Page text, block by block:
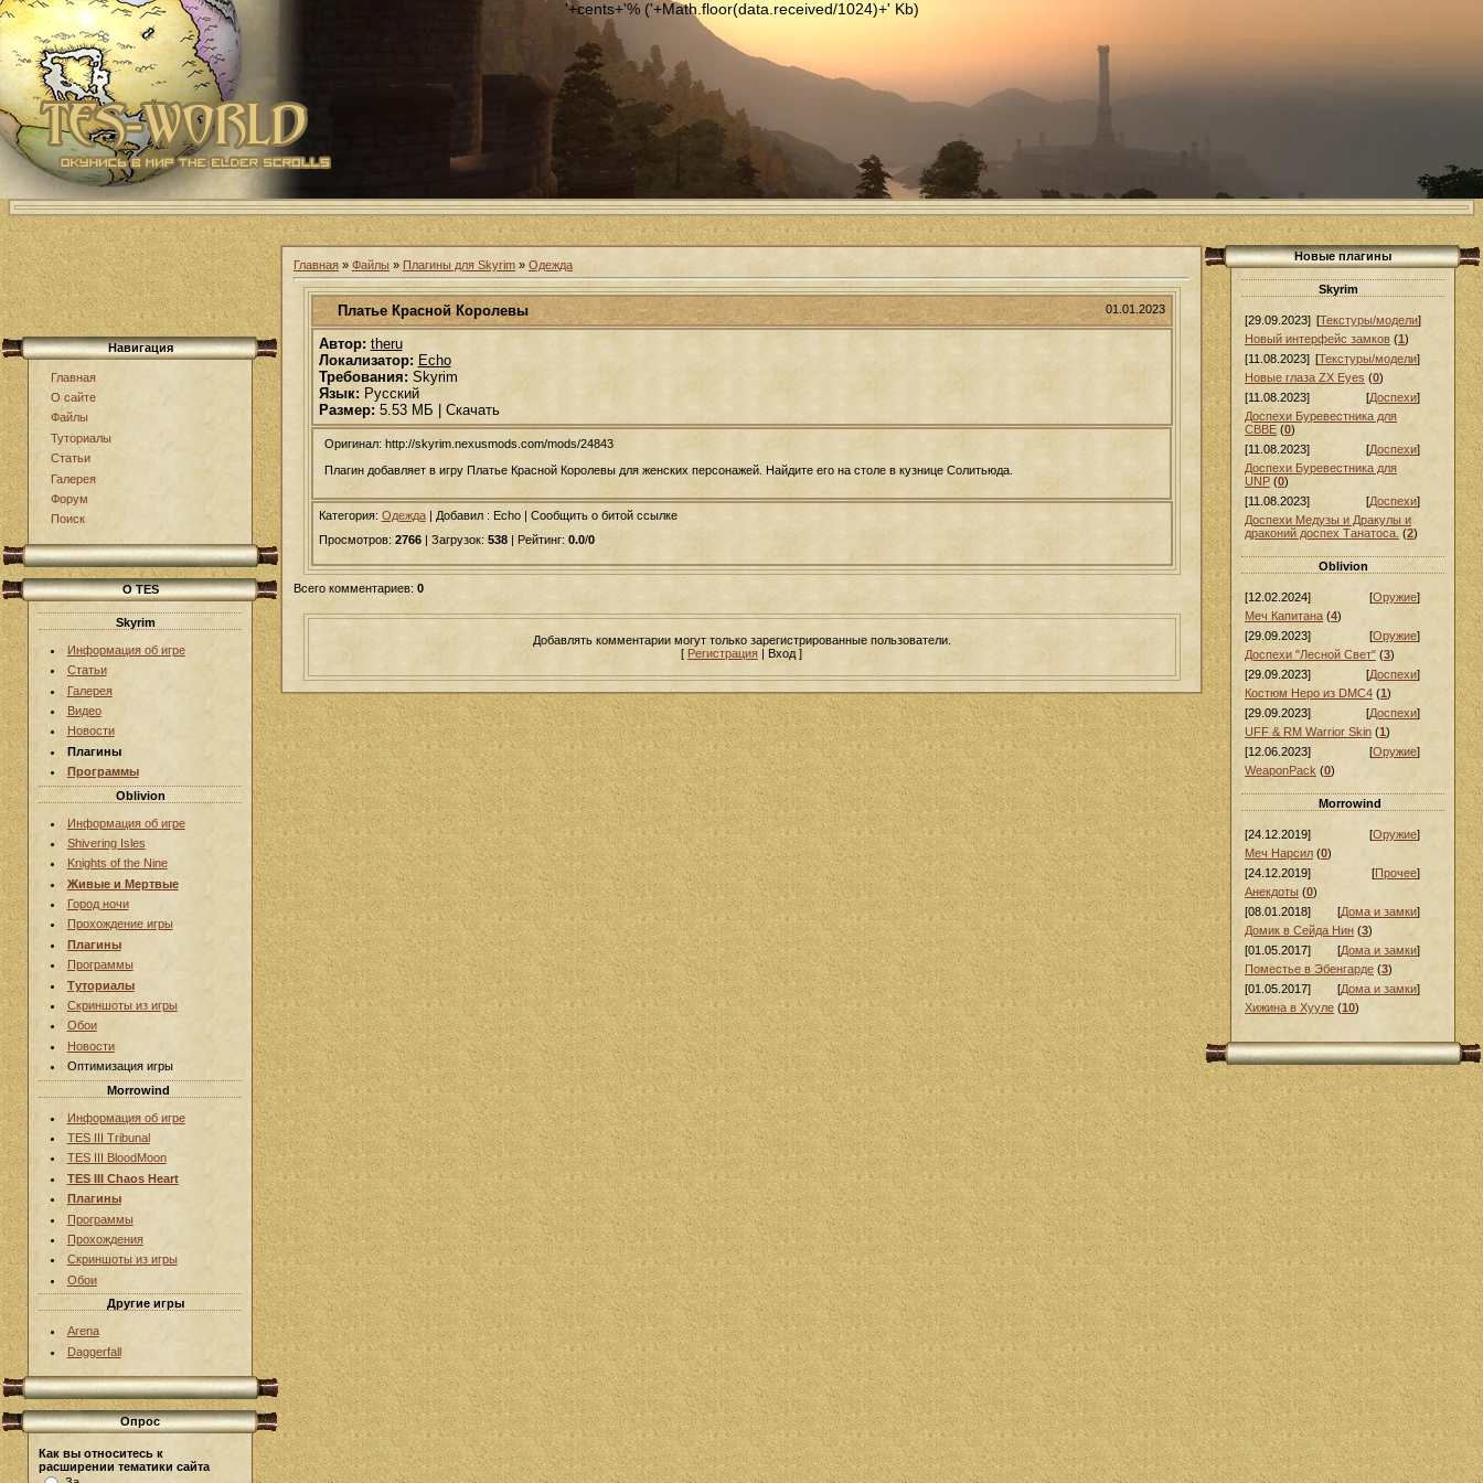
Навигация
Главная
О сайте
Файлы
Туториалы
Статьи
Галерея
Форум
Поиск
О TES
Skyrim
Информация об игре
Статьи
Галерея
Видео
Новости
Плагины
Программы
Oblivion
Информация об игре
Shivering Isles
Knights of the Nine
Живые и Мертвые
Город ночи
Прохождение игры
Плагины
Программы
Туториалы
Скриншоты из игры
Обои
Новости
Оптимизация игры
Morrowind
Информация об игре
TES III Tribunal
TES III BloodMoon
TES III Chaos Heart
Плагины
Программы
Прохождения
Скриншоты из игры
Обои
Другие игры
Arena
Daggerfall
Опрос
Как вы относитесь к
расширении тематики сайта
Главная » Файлы » Плагины для Skyrim » Одежда
Платье Красной Королевы 01.01.2023
Автор: theru
Локализатор: Echo
Требования: Skyrim
Язык: Русский
Размер: 5.53 МБ | Скачать
Оригинал: http://skyrim.nexusmods.com/mods/24843
Плагин добавляет в игру Платье Красной Королевы для женских персонажей. Найдите его на столе в кузнице Солитьюда.
Категория: Одежда| Добавил : Echo | Сообщить о битой ссылке
Просмотров: 2766| Загрузок: 538| Рейтинг: 0.0/0
Всего комментариев: 0
Добавлять комментарии могут только зарегистрированные пользователи.
[ Регистрация | Вход ]
Новые плагины
Skyrim
[29.09.2023] [Текстуры/модели]
Новый интерфейс замков (1)
[11.08.2023] [Текстуры/модели]
Новые глаза ZX Eyes (0)
[11.08.2023]
[Доспехи]
Доспехи Буревестника для
СВВЕ (0)
[11.08.2023]
[Доспехи]
Доспехи Буревестника для
UNP (0)
[11.08.2023]
[Доспехи]
Доспехи Медузы и Дракулы и
драконий доспех Танатоса. (2)
Oblivion
[12.02.2024] [Оружие]
Меч Капитана (4)
[29.09.2023]
[Оружие]
Доспехи "Лесной Свет" (3)
[29.09.2023]
[Доспехи]
Костюм Неро из DMC4 (1)
[29.09.2023]
[Доспехи]
UFF & RM Warrior Skin (1)
[12.06.2023]
[Оружие]
WeaponPack (0)
Morrowind
[24.12.2019] [Оружие]
Меч Нарсил (0)
[24.12.2019]
[Прочее]
Анекдоты (0)
[08.01.2018]
[Дома и замки]
Домик в Сейда Нин (3)
[01.05.2017]
[Дома и замки]
Поместье в Эбенгарде (3)
[01.05.2017]
[Дома и замки]
Хижина в Хууле (10)
'+cents+'% ('+Math.floor(data.received/1024)+' Kb)